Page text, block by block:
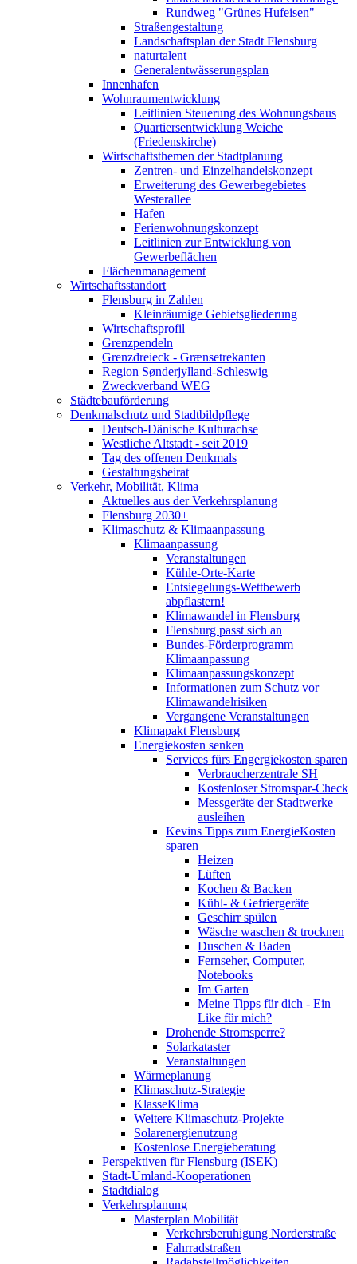
Rundweg "Grünes Hufeisen"
Straßengestaltung
Landschaftsplan der Stadt Flensburg
naturtalent
Generalentwässerungsplan
Innenhafen
Wohnraumentwicklung
Leitlinien Steuerung des Wohnungsbaus
Quartiersentwicklung Weiche
(Friedenskirche)
Wirtschaftsthemen der Stadtplanung
Zentren- und Einzelhandelskonzept
Erweiterung des Gewerbegebietes
Westerallee
Hafen
Ferienwohnungskonzept
Leitlinien zur Entwicklung von
Gewerbeflächen
Flächenmanagement
Wirtschaftsstandort
Flensburg in Zahlen
Kleinräumige Gebietsgliederung
Wirtschaftsprofil
Grenzpendeln
Grenzdreieck - Grænsetrekanten
Region Sønderjylland-Schleswig
Zweckverband WEG
Städtebauförderung
Denkmalschutz und Stadtbildpflege
Deutsch-Dänische Kulturachse
Westliche Altstadt - seit 2019
Tag des offenen Denkmals
Gestaltungsbeirat
Verkehr, Mobilität, Klima
Aktuelles aus der Verkehrsplanung
Flensburg 2030+
Klimaschutz & Klimaanpassung
Klimaanpassung
Veranstaltungen
Kühle-Orte-Karte
Entsiegelungs-Wettbewerb
abpflastern!
Klimawandel in Flensburg
Flensburg passt sich an
Bundes-Förderprogramm
Klimaanpassung
Klimaanpassungskonzept
Informationen zum Schutz vor
Klimawandelrisiken
Vergangene Veranstaltungen
Klimapakt Flensburg
Energiekosten senken
Services fürs Engergiekosten sparen
Verbraucherzentrale SH
Kostenloser Stromspar-Check
Messgeräte der Stadtwerke
ausleihen
Kevins Tipps zum EnergieKosten
sparen
Heizen
Lüften
Kochen & Backen
Kühl- & Gefriergeräte
Geschirr spülen
Wäsche waschen & trocknen
Duschen & Baden
Fernseher, Computer,
Notebooks
Im Garten
Meine Tipps für dich - Ein
Like für mich?
Drohende Stromsperre?
Solarkataster
Veranstaltungen
Wärmeplanung
Klimaschutz-Strategie
KlasseKlima
Weitere Klimaschutz-Projekte
Solarenergienutzung
Kostenlose Energieberatung
Perspektiven für Flensburg (ISEK)
Stadt-Umland-Kooperationen
Stadtdialog
Verkehrsplanung
Masterplan Mobilität
Verkehrsberuhigung Norderstraße
Fahrradstraßen